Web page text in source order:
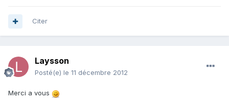
Citer
Laysson
Posté(e) le 11 décembre 2012
Merci a vous